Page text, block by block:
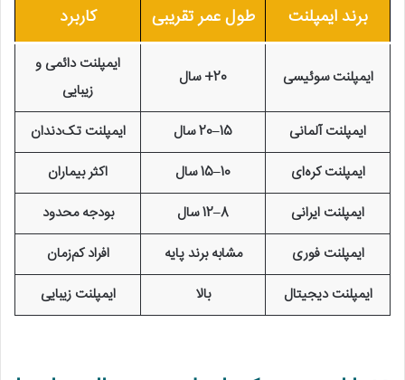
برند ایمپلنت طول عمر تقریبی کاربرد
ایمپلنت سوئیسی 20+ سال
ایمپلنت دائمی و
زیبایی
ایمپلنت آلمانی
15–20 سال
ایمپلنت تک‌دندان
ایمپلنت کره‌ای
10–15 سال
اکثر بیماران
ایمپلنت ایرانی
8–12 سال
بودجه محدود
ایمپلنت فوری
مشابه برند پایه
افراد کم‌زمان
ایمپلنت دیجیتال
بالا ایمپلنت زیبایی